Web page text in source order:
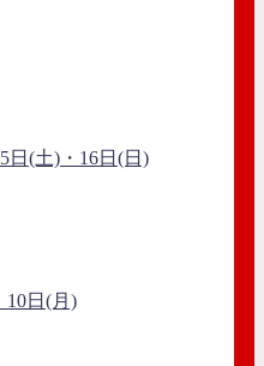
(土)・16日(日)
日(月)